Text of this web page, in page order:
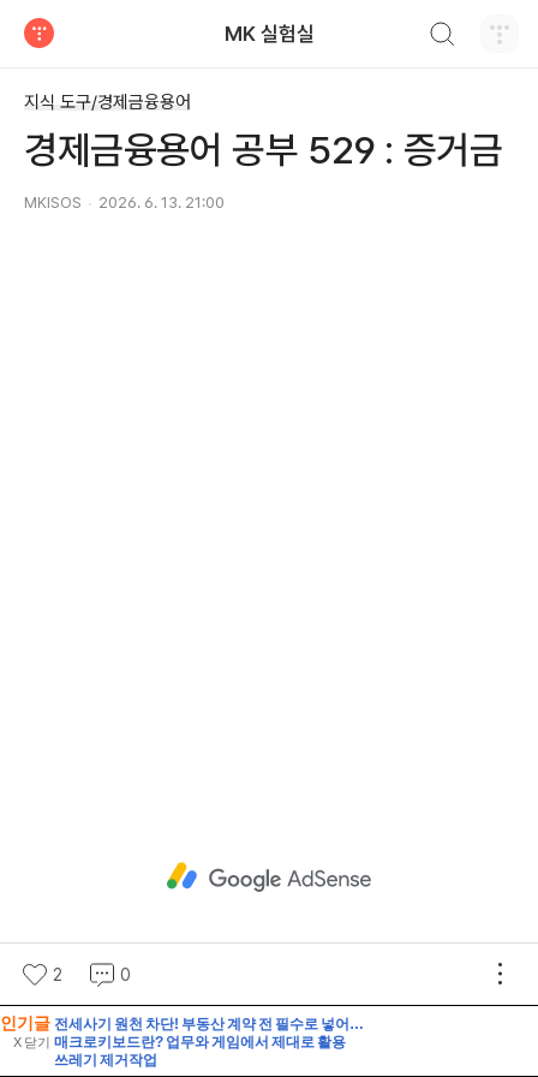
인기글
X 닫기
전세사기 원천 차단! 부동산 계약 전 필수로 넣어야 할 특약 문구 5가지와 등기부등본 해독법
매크로키보드란? 업무와 게임에서 제대로 활용
쓰레기 제거작업